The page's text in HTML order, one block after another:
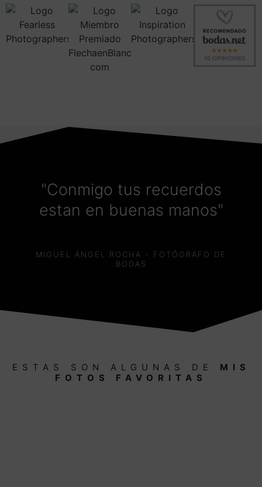
"Conmigo tus recuerdos
estan en buenas manos"
MIGUEL ÁNGEL ROCHA - FOTÓGRAFO DE
BODAS
ESTAS SON ALGUNAS DE MIS
FOTOS FAVORITAS